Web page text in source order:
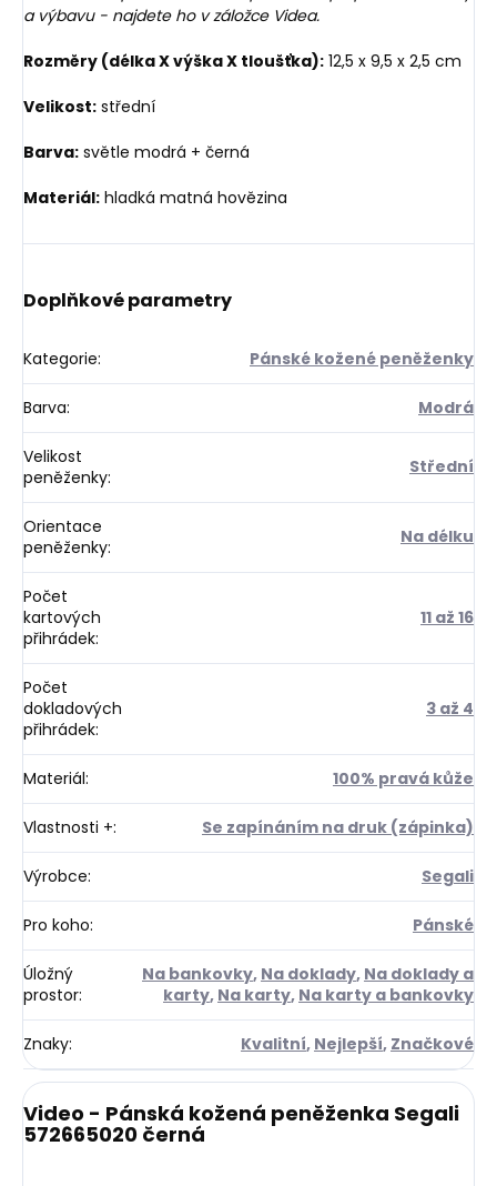
a výbavu - najdete ho v záložce Videa.
Rozměry (délka X výška X tloušťka): 12,5 x 9,5 x 2,5 cm
Velikost: střední
Barva: světle modrá + černá
Materiál: hladká matná hovězina
Doplňkové parametry
Kategorie: Pánské kožené peněženky
Barva: Modrá
Velikost
peněženky: Střední
Orientace
peněženky: Na délku
Počet
kartových
přihrádek:
11 až 16
Počet
dokladových
přihrádek:
3 až 4
Materiál: 100% pravá kůže
Vlastnosti +: Se zapínáním na druk (zápinka)
Výrobce: Segali
Pro koho: Pánské
Úložný
prostor:
Na bankovky, Na doklady, Na doklady a
karty, Na karty, Na karty a bankovky
Znaky: Kvalitní, Nejlepší, Značkové
Video - Pánská kožená peněženka Segali
572665020 černá